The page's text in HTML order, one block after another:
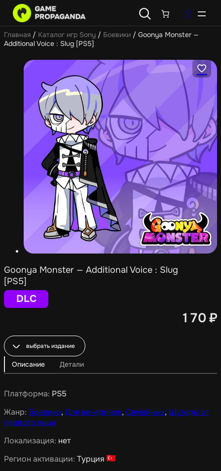
Главная / Каталог игр Sony / Боевики / Goonya Monster —
Additional Voice : Slug [PS5]
Goonya Monster — Additional Voice : Slug
[PS5]
DLC
170 ₽
выбрать издание
Описание Детали
Платформа: PS5
Жанр: Боевики, Для вечеринок, Семейные, Шутеры от
первого лица
Локализация: нет
Регион активации: Турция